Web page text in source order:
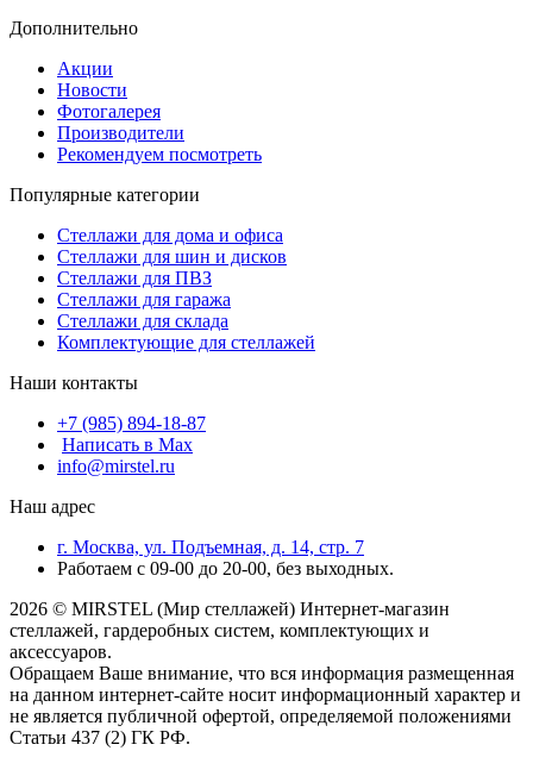
Дополнительно
Акции
Новости
Фотогалерея
Производители
Рекомендуем посмотреть
Популярные категории
Стеллажи для дома и офиса
Стеллажи для шин и дисков
Стеллажи для ПВЗ
Стеллажи для гаража
Стеллажи для склада
Комплектующие для стеллажей
Наши контакты
+7 (985) 894-18-87
Написать в Max
info@mirstel.ru
Наш адрес
г. Москва, ул. Подъемная, д. 14, стр. 7
Работаем с 09-00 до 20-00, без выходных.
2026 © MIRSTEL (Мир стеллажей) Интернет-магазин
стеллажей, гардеробных систем, комплектующих и
аксессуаров.
Обращаем Ваше внимание, что вся информация размещенная
на данном интернет-сайте носит информационный характер и
не является публичной офертой, определяемой положениями
Статьи 437 (2) ГК РФ.